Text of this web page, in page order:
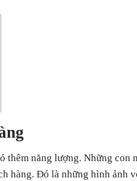
năng lượng. Những con
hàng. Đó là những hình ảnh